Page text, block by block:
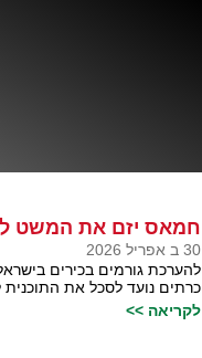
חמאס יזם את המשט
30 ב אפריל 2026
להערכת גורמים בכירים
כרתים נועד לסכל את התוכנית
לקריאה >>